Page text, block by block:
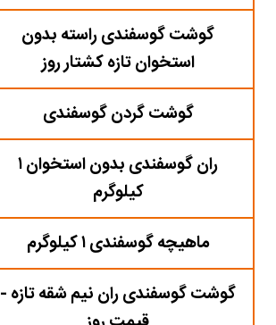
گوشت گوسفندی راسته بدون
استخوان تازه کشتار روز
گوشت گردن گوسفندی
ران گوسفندی بدون استخوان ۱
کیلوگرم
ماهیچه گوسفندی ۱ کیلوگرم
گوشت گوسفندی ران نیم شقه تازه -